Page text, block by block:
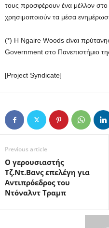
τους προσφέρουν ένα μέλλον στο
χρησιμοποιούν τα μέσα
(*) Η Ngaire Woods είναι
Government στο Πανεπιστήμιο
[Project Syndicate]
Previous article
Ο γερουσιαστής
Τζ.Ντ.Βανς επελέγη για
Aντιπρόεδρος του
Ντόναλντ Τραμπ